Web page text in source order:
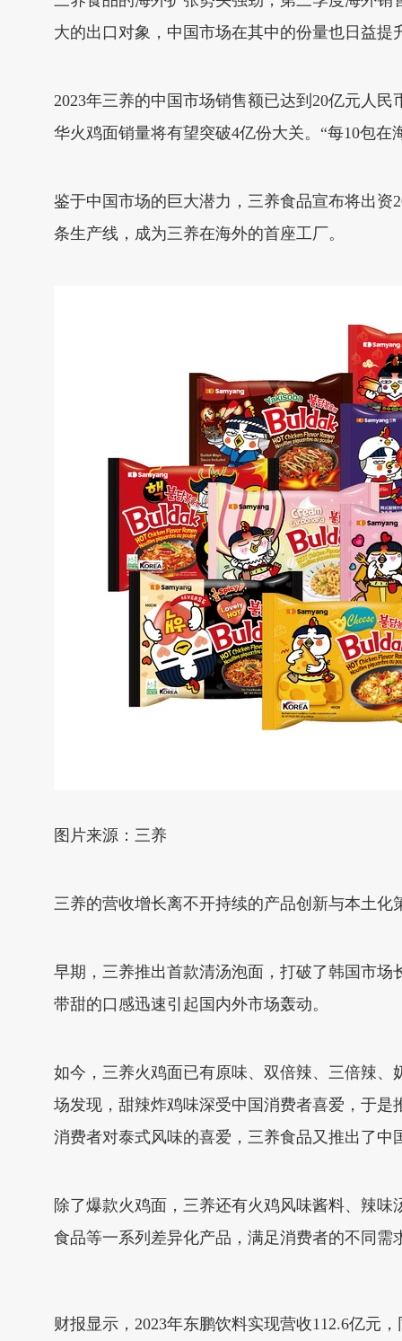
大的出口对象，中国市场在其中的份量也日益提
2023年三养的中国市场销售额已达到20亿元人
华火鸡面销量将有望突破4亿份大关。“每10包
鉴于中国市场的巨大潜力，三养食品宣布将出资
条生产线，成为三养在海外的首座工厂。
图片来源：三养
三养的营收增长离不开持续的产品创新与本土化
早期，三养推出首款清汤泡面，打破了韩国市场
带甜的口感迅速引起国内外市场轰动。
如今，三养火鸡面已有原味、双倍辣、三倍辣
场发现，甜辣炸鸡味深受中国消费者喜爱，于是
消费者对泰式风味的喜爱，三养食品又推出了中
除了爆款火鸡面，三养还有火鸡风味酱料、辣
食品等一系列差异化产品，满足消费者的不同需
财报显示，2023年东鹏饮料实现营收112.6亿元